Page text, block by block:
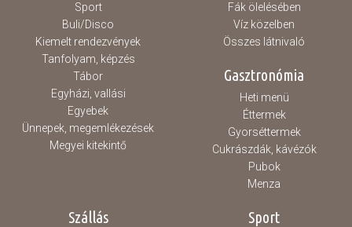
Sport
Buli/Disco
Kiemelt rendezvények
Tanfolyam, képzés
Tábor
Egyházi, vallási
Egyebek
Ünnepek, megemlékezések
Megyei kitekintő
Fák ölelésében
Víz közelben
Összes látnivaló
Gasztronómia
Heti menü
Éttermek
Gyorséttermek
Cukrászdák, kávézók
Pubok
Menza
Szállás Sport